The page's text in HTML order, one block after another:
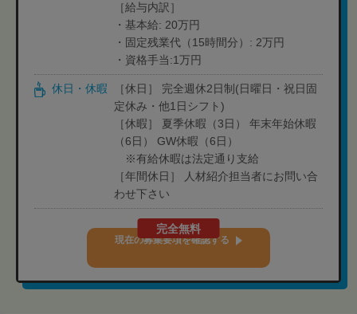
［給与内訳］
・基本給: 20万円
・固定残業代（15時間分）: 2万円
・資格手当:1万円
休日・休暇
［休日］ 完全週休2日制(日曜日・祝日固
定休み・他1日シフト)
［休暇］ 夏季休暇（3日） 年末年始休暇
（6日） GW休暇（6日）
※有給休暇は法定通り支給
［年間休日］ 人材紹介担当者にお問い合
わせ下さい
完全無料
現在の募集要項を確認する